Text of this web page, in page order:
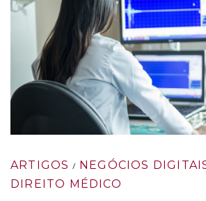
ARTIGOS / NEGÓCIOS
DIREITO MÉDICO